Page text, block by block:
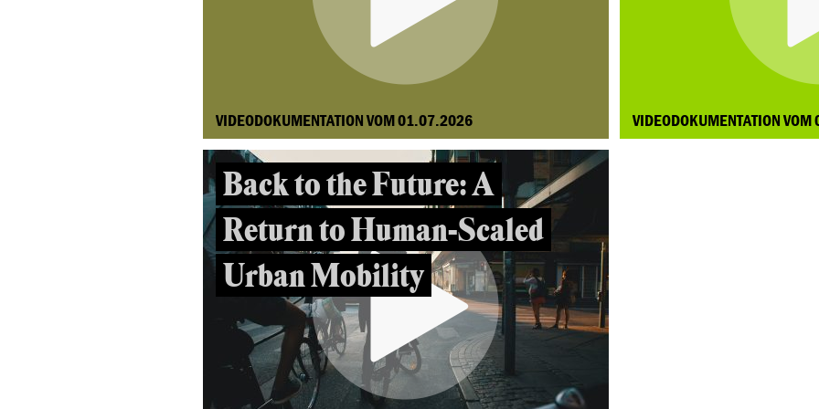
VIDEODOKUMENTATION VOM 01.07.2026 VIDEODOKUMENTATION
Back to the Future: A
Return to Human-Scaled
Urban Mobility